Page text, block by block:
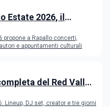
Estate 2026, il
a Rapallo concerti,
e appuntamenti culturali
del Red Valley
Lineup, DJ set, creator e tre giorni